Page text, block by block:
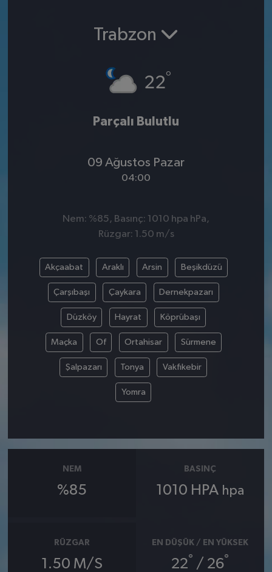
Trabzon
22°
Parçalı Bulutlu
09 Ağustos Pazar
04:00
Nem: %85, Basınç: 1010 hpa hPa,
Rüzgar: 1.50 m/s
Akçaabat Araklı Arsin Beşikdüzü
Çarşıbaşı Çaykara Dernekpazarı
Düzköy Hayrat Köprübaşı
Maçka Of Ortahisar Sürmene
Şalpazarı Tonya Vakfıkebir
Yomra
NEM
%85
BASINÇ
1010 HPA hpa
RÜZGAR
1.50 M/S
EN DÜŞÜK / EN YÜKSEK
22° / 26°